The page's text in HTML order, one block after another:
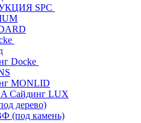
SPC
Docke
MONLID
Сайдинг LUX
дерево)
(под камень)